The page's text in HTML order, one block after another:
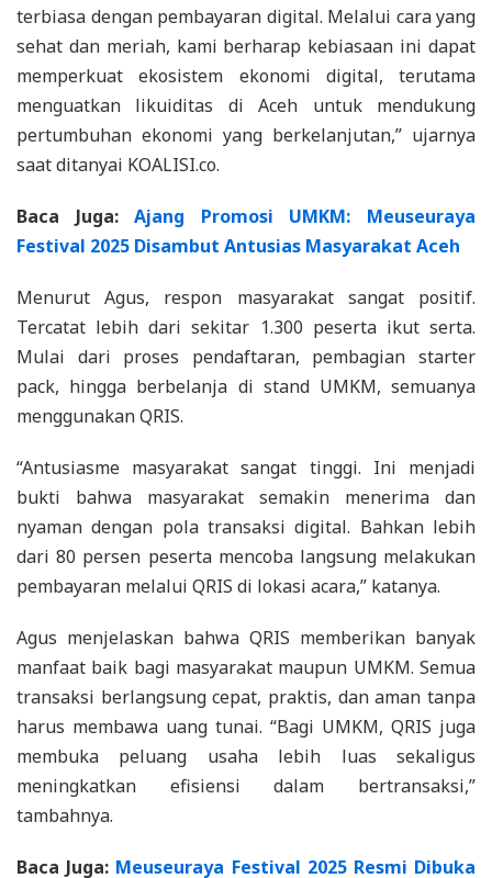
terbiasa dengan pembayaran digital. Melalui cara yang
sehat dan meriah, kami berharap kebiasaan ini dapat
memperkuat ekosistem ekonomi digital, terutama
menguatkan likuiditas di Aceh untuk mendukung
pertumbuhan ekonomi yang berkelanjutan,” ujarnya
saat ditanyai KOALISI.co.
Baca Juga:Ajang Promosi UMKM: Meuseuraya
Festival 2025 Disambut Antusias Masyarakat Aceh
Menurut Agus, respon masyarakat sangat positif.
Tercatat lebih dari sekitar 1.300 peserta ikut serta.
Mulai dari proses pendaftaran, pembagian starter
pack, hingga berbelanja di stand UMKM, semuanya
menggunakan QRIS.
“Antusiasme masyarakat sangat tinggi. Ini menjadi
bukti bahwa masyarakat semakin menerima dan
nyaman dengan pola transaksi digital. Bahkan lebih
dari 80 persen peserta mencoba langsung melakukan
pembayaran melalui QRIS di lokasi acara,” katanya.
Agus menjelaskan bahwa QRIS memberikan banyak
manfaat baik bagi masyarakat maupun UMKM. Semua
transaksi berlangsung cepat, praktis, dan aman tanpa
harus membawa uang tunai. “Bagi UMKM, QRIS juga
membuka peluang usaha lebih luas sekaligus
meningkatkan efisiensi dalam bertransaksi,”
tambahnya.
Baca Juga: Meuseuraya Festival 2025 Resmi Dibuka